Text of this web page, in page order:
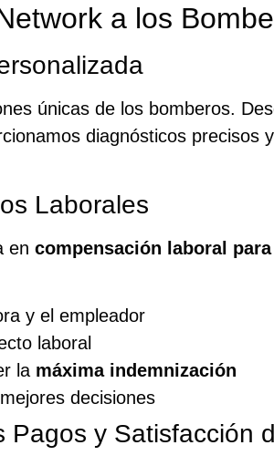
a los
únicas de los bomberos.
diagnósticos precisos
Laborales
en compensación laboral
y el empleador
laboral
la máxima indemnización
decisiones
y Satisfacción